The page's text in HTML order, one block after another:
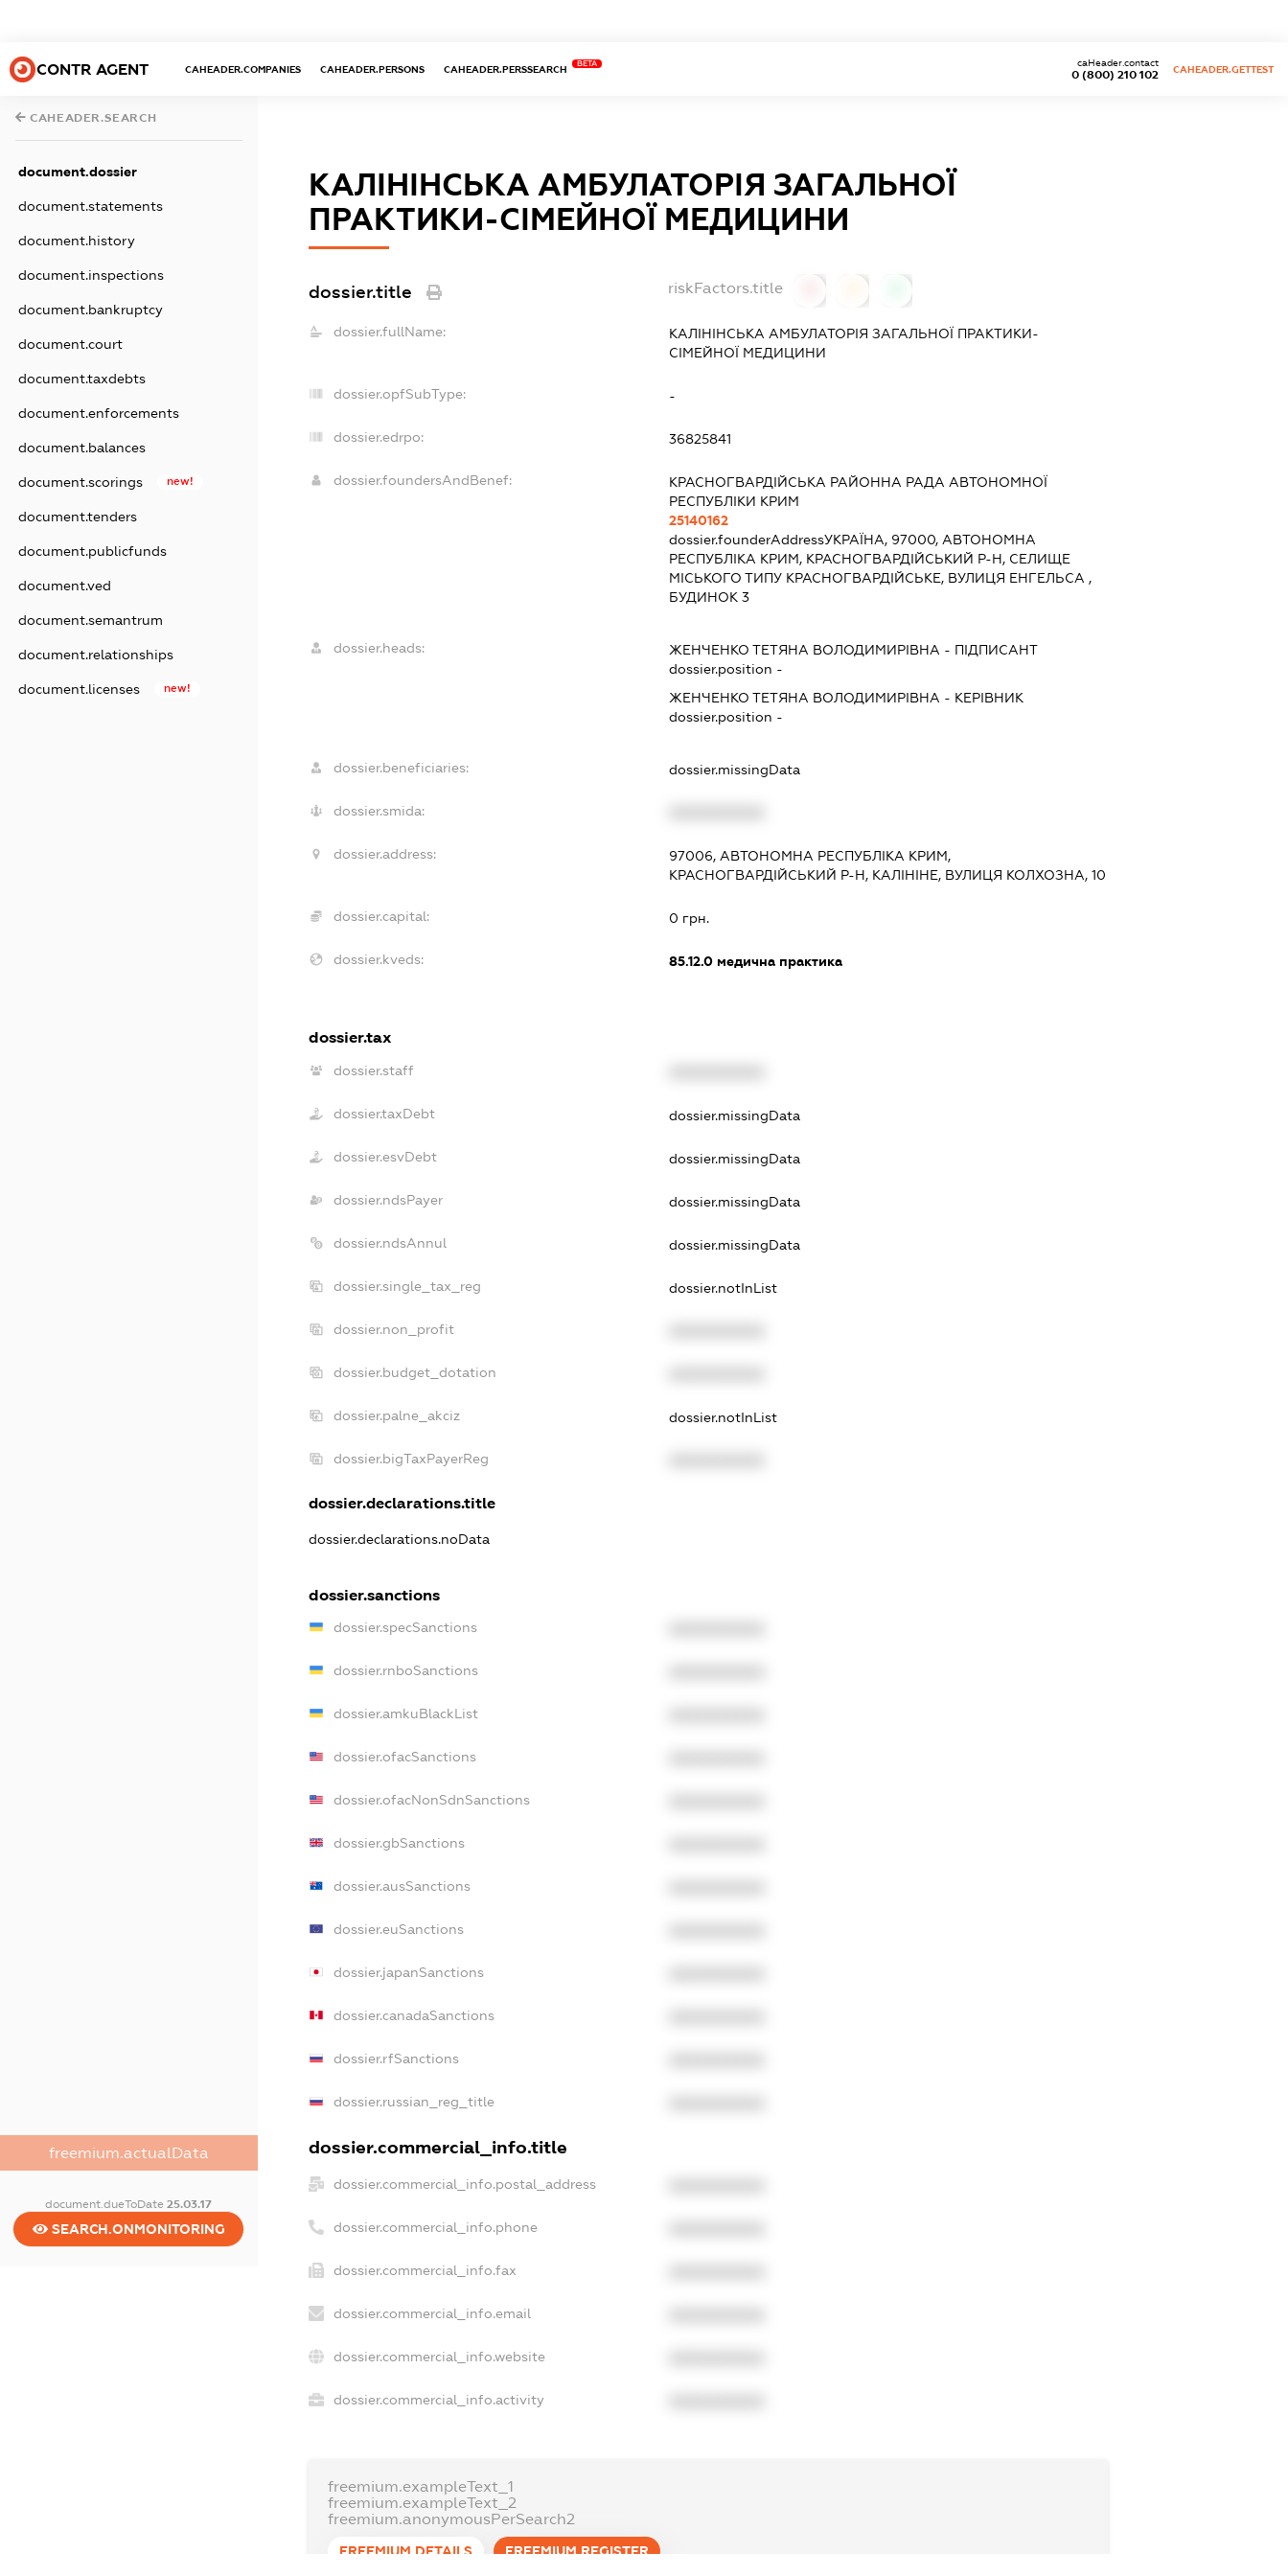
CONTR AGENT CAHEADER.COMPANIES CAHEADER.PERSONS CAHEADER.PERSSEARCH
BETA
0 (800) 210 102
caHeader.contact
CAHEADER.GETTEST
CAHEADER.SEARCH
document.dossier
document.statements
document.history
document.inspections
document.bankruptcy
document.court
document.taxdebts
document.enforcements
document.balances
document.scorings new!
document.tenders
document.publicfunds
document.ved
document.semantrum
document.relationships
document.licenses new!
freemium.actualData
document.dueToDate25.03.17
SEARCH.ONMONITORING
КАЛІНІНСЬКА АМБУЛАТОРІЯ ЗАГАЛЬНОЇ
ПРАКТИКИ-СІМЕЙНОЇ МЕДИЦИНИ
dossier.title riskFactors.title
dossier.fullName:
КАЛІНІНСЬКА АМБУЛАТОРІЯ ЗАГАЛЬНОЇ ПРАКТИКИ-
СІМЕЙНОЇ МЕДИЦИНИ
dossier.opfSubType: -
dossier.edrpo: 36825841
dossier.foundersAndBenef:
КРАСНОГВАРДІЙСЬКА РАЙОННА РАДА АВТОНОМНОЇ
РЕСПУБЛІКИ КРИМ
25140162
dossier.founderAddressУКРАЇНА, 97000, АВТОНОМНА
РЕСПУБЛІКА КРИМ, КРАСНОГВАРДІЙСЬКИЙ Р-Н, СЕЛИЩЕ
МІСЬКОГО ТИПУ КРАСНОГВАРДІЙСЬКЕ, ВУЛИЦЯ ЕНГЕЛЬСА ,
БУДИНОК 3
dossier.heads: ЖЕНЧЕНКО ТЕТЯНА ВОЛОДИМИРІВНА - ПІДПИСАНТ
dossier.position -
ЖЕНЧЕНКО ТЕТЯНА ВОЛОДИМИРІВНА - КЕРІВНИК
dossier.position -
dossier.beneficiaries: dossier.missingData
dossier.smida:
dossier.address:
97006, АВТОНОМНА РЕСПУБЛІКА КРИМ,
КРАСНОГВАРДІЙСЬКИЙ Р-Н, КАЛІНІНЕ, ВУЛИЦЯ КОЛХОЗНА, 10
dossier.capital: 0 грн.
dossier.kveds: 85.12.0медична практика
dossier.tax
dossier.staff
dossier.taxDebt dossier.missingData
dossier.esvDebt dossier.missingData
dossier.ndsPayer dossier.missingData
dossier.ndsAnnul dossier.missingData
dossier.single_tax_reg dossier.notInList
dossier.non_profit
dossier.budget_dotation
dossier.palne_akciz dossier.notInList
dossier.bigTaxPayerReg
dossier.declarations.title
dossier.declarations.noData
dossier.sanctions
dossier.specSanctions
dossier.rnboSanctions
dossier.amkuBlackList
dossier.ofacSanctions
dossier.ofacNonSdnSanctions
dossier.gbSanctions
dossier.ausSanctions
dossier.euSanctions
dossier.japanSanctions
dossier.canadaSanctions
dossier.rfSanctions
dossier.russian_reg_title
dossier.commercial_info.title
dossier.commercial_info.postal_address
dossier.commercial_info.phone
dossier.commercial_info.fax
dossier.commercial_info.email
dossier.commercial_info.website
dossier.commercial_info.activity
freemium.exampleText_1
freemium.exampleText_2
freemium.anonymousPerSearch2
FREEMIUM.DETAILS FREEMIUM.REGISTER